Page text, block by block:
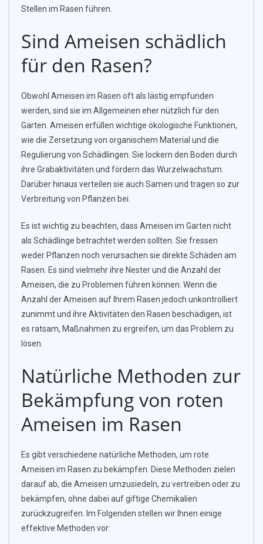
Stellen im Rasen führen.
Sind Ameisen schädlich
für den Rasen?
Obwohl Ameisen im Rasen oft als lästig empfunden
werden, sind sie im Allgemeinen eher nützlich für den
Garten. Ameisen erfüllen wichtige ökologische Funktionen,
wie die Zersetzung von organischem Material und die
Regulierung von Schädlingen. Sie lockern den Boden durch
ihre Grabaktivitäten und fördern das Wurzelwachstum.
Darüber hinaus verteilen sie auch Samen und tragen so zur
Verbreitung von Pflanzen bei.
Es ist wichtig zu beachten, dass Ameisen im Garten nicht
als Schädlinge betrachtet werden sollten. Sie fressen
weder Pflanzen noch verursachen sie direkte Schäden am
Rasen. Es sind vielmehr ihre Nester und die Anzahl der
Ameisen, die zu Problemen führen können. Wenn die
Anzahl der Ameisen auf Ihrem Rasen jedoch unkontrolliert
zunimmt und ihre Aktivitäten den Rasen beschädigen, ist
es ratsam, Maßnahmen zu ergreifen, um das Problem zu
lösen.
Natürliche Methoden zur
Bekämpfung von roten
Ameisen im Rasen
Es gibt verschiedene natürliche Methoden, um rote
Ameisen im Rasen zu bekämpfen. Diese Methoden zielen
darauf ab, die Ameisen umzusiedeln, zu vertreiben oder zu
bekämpfen, ohne dabei auf giftige Chemikalien
zurückzugreifen. Im Folgenden stellen wir Ihnen einige
effektive Methoden vor: